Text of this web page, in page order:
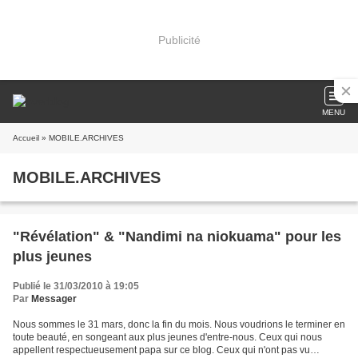
Publicité
MENU
Accueil » MOBILE.ARCHIVES
MOBILE.ARCHIVES
"Révélation" & "Nandimi na niokuama" pour les
plus jeunes
Publié le 31/03/2010 à 19:05
Par Messager
Nous sommes le 31 mars, donc la fin du mois. Nous voudrions le terminer en
toute beauté, en songeant aux plus jeunes d'entre-nous. Ceux qui nous
appellent respectueusement papa sur ce blog. Ceux qui n'ont pas vu